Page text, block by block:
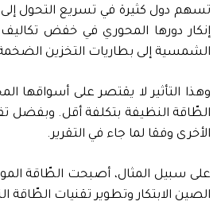
تسهم دول كثيرة في تسريع التحول إلى
إنكار دورها المحوري في خفض تكاليف
الشمسية إلى بطاريات التخزين
وهذا التأثير لا يقتصر على أسواقها
الأخرى وفقا لما جاء في التقرير.
الصين الابتكار وتطوير تقنيات الطّاقة